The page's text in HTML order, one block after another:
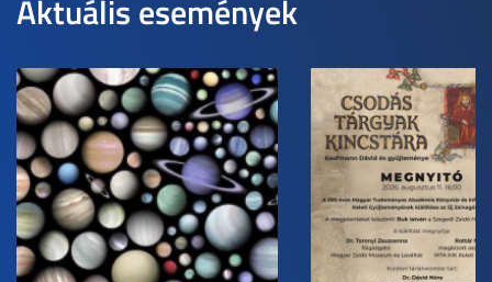
Aktuális események